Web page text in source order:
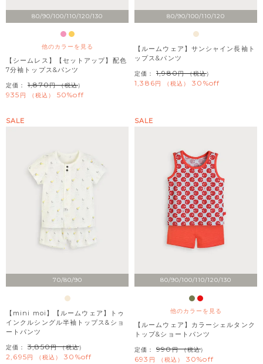
80/90/100/110/120/130
他のカラーを見る
【シームレス】【セットアップ】配色
7分袖トップス&パンツ
定価： 1,870 （税込）
935 税込 50%off
80/90/100/110/120
【ルームウェア】サンシャイン長袖ト
ップス&パンツ
定価： 1,980 （税込）
1,386 税込 30%off
70/80/90
SALE
【mini moi】【ルームウェア】トゥ
インクルシングル半袖トップス&ショ
ートパンツ
定価： 3,850 （税込）
2,695 税込 30%off
80/90/100/110/120/130
他のカラーを見る
SALE
【ルームウェア】カラーシェルタンク
トップ&ショートパンツ
定価： 990 （税込）
693 税込 30%off